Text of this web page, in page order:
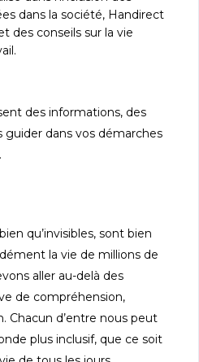
dans la société, Handirect
des conseils sur la vie
des informations, des
dans vos démarches
qu’invisibles, sont bien
la vie de millions de
aller au-delà des
de compréhension,
Chacun d’entre nous peut
plus inclusif, que ce soit